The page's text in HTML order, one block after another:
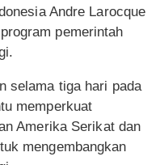
Andre Larocque
pemerintah
selama tiga hari pada
memperkuat
Amerika Serikat dan
mengembangkan